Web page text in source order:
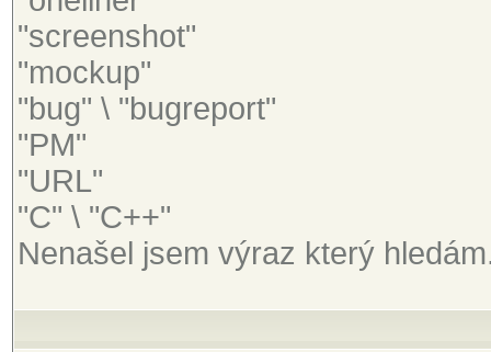
"screenshot"
"mockup"
"bug" \ "bugreport"
"PM"
"URL"
"C" \ "C++"
Nenašel jsem výraz který